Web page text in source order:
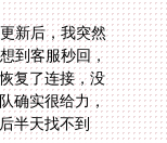
新后，我突然
到客服秒回，
复了连接，没
确实很给力，
后半天找不到